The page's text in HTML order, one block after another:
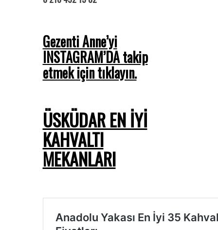
Gezenti Anne’yi
INSTAGRAM’DA takip
etmek için tıklayın.
ÜSKÜDAR EN İYİ
KAHVALTI
MEKANLARI